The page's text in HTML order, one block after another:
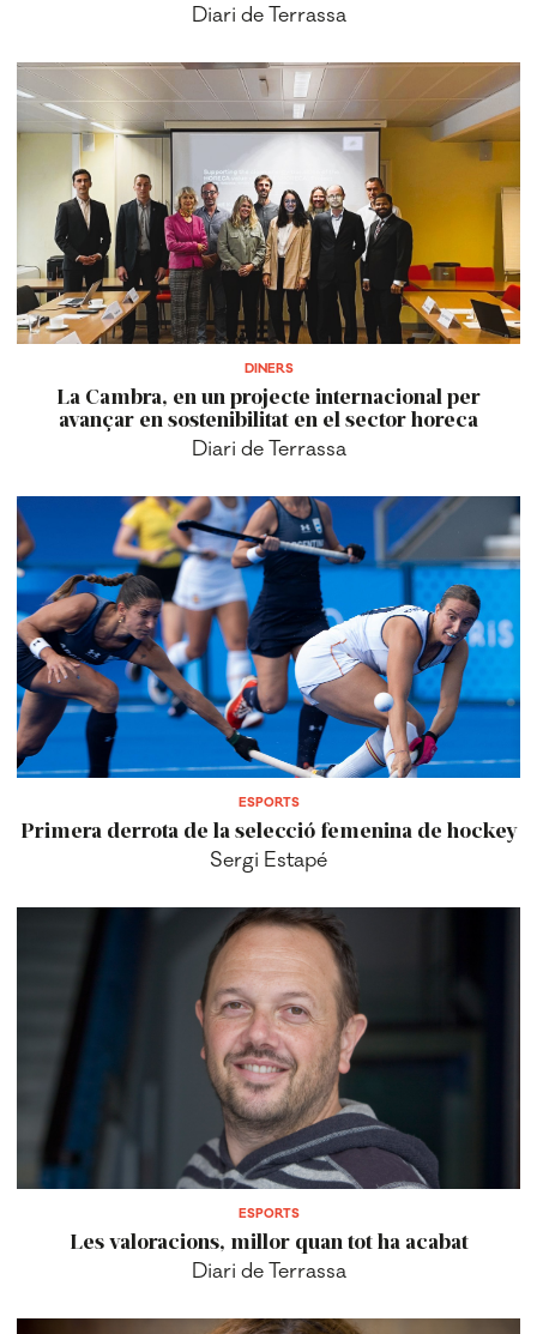
Diari de Terrassa
DINERS
La Cambra, en un projecte internacional per
avançar en sostenibilitat en el sector horeca
Diari de Terrassa
ESPORTS
Primera derrota de la selecció femenina de hockey
Sergi Estapé
ESPORTS
Les valoracions, millor quan tot ha acabat
Diari de Terrassa